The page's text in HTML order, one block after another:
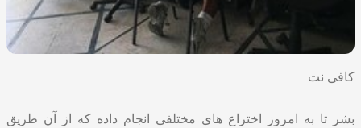
کافی نت
بشر تا به امروز اختراع های مختلفی انجام داده که از آن طریق